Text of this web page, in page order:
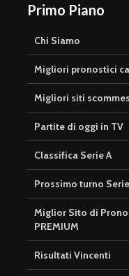
Primo Piano
Chi Siamo
Migliori pronostici
Migliori siti
Partite di oggi in TV
Classifica Serie A
Prossimo turno
Miglior Sito di
PREMIUM
Risultati Vincenti